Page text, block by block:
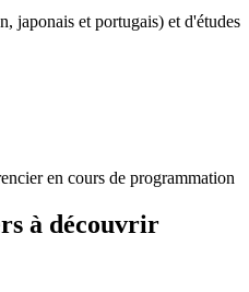
japonais et portugais) et d'études
en cours de programmation
à découvrir